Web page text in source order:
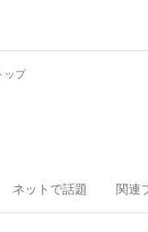
ップ
ネットで話題 関連